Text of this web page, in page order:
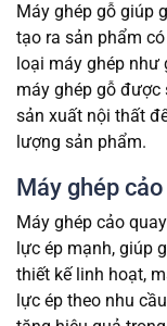
Máy ghép gỗ giúp
tạo ra sản phẩm
loại máy ghép như
máy ghép gỗ được
sản xuất nội thất
lượng sản phẩm.
Máy ghép
Máy ghép cảo
lực ép mạnh, giúp
thiết kế linh hoạt,
lực ép theo nhu